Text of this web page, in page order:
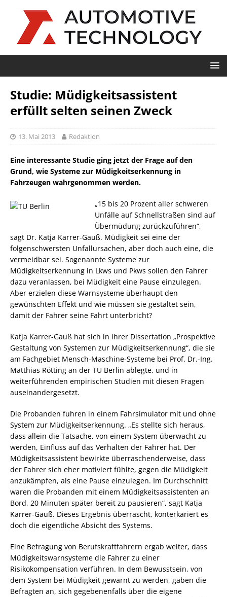
Studie: Müdigkeitsassistent
erfüllt selten seinen Zweck
13. Mai 2013 Redaktion
Eine interessante Studie ging jetzt der Frage auf den
Grund, wie Systeme zur Müdigkeitserkennung in
Fahrzeugen wahrgenommen werden.
„15 bis 20 Prozent aller schweren
Unfälle auf Schnellstraßen sind auf
Übermüdung zurückzuführen“,
sagt Dr. Katja Karrer-Gauß. Müdigkeit sei eine der
folgenschwersten Unfallursachen, aber doch auch eine, die
vermeidbar sei. Sogenannte Systeme zur
Müdigkeitserkennung in Lkws und Pkws sollen den Fahrer
dazu veranlassen, bei Müdigkeit eine Pause einzulegen.
Aber erzielen diese Warnsysteme überhaupt den
gewünschten Effekt und wie müssen sie gestaltet sein,
damit der Fahrer seine Fahrt unterbricht?
Katja Karrer-Gauß hat sich in ihrer Dissertation „Prospektive
Gestaltung von Systemen zur Müdigkeitserkennung“, die sie
am Fachgebiet Mensch-Maschine-Systeme bei Prof. Dr.-Ing.
Matthias Rötting an der TU Berlin ablegte, und in
weiterführenden empirischen Studien mit diesen Fragen
auseinandergesetzt.
Die Probanden fuhren in einem Fahrsimulator mit und ohne
System zur Müdigkeitserkennung. „Es stellte sich heraus,
dass allein die Tatsache, von einem System überwacht zu
werden, Einfluss auf das Verhalten der Fahrer hat. Der
Müdigkeitsassistent bewirkte überraschenderweise, dass
der Fahrer sich eher motiviert fühlte, gegen die Müdigkeit
anzukämpfen, als eine Pause einzulegen. Im Durchschnitt
waren die Probanden mit einem Müdigkeitsassistenten an
Bord, 20 Minuten später bereit zu pausieren“, sagt Katja
Karrer-Gauß. Dieses Ergebnis überrascht, konterkariert es
doch die eigentliche Absicht des Systems.
Eine Befragung von Berufskraftfahrern ergab weiter, dass
Müdigkeitswarnsysteme die Fahrer zu einer
Risikokompensation verführen. In dem Bewusstsein, von
dem System bei Müdigkeit gewarnt zu werden, gaben die
Befragten an, sich gegebenenfalls über die eigene